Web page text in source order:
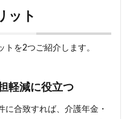
ット
トを2つご紹介します。
軽減に役立つ
に合致すれば、介護年金・